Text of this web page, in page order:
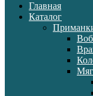
Главная
Каталог